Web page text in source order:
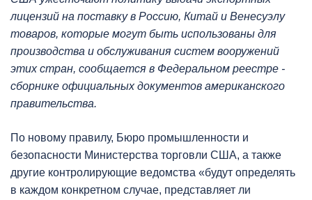
лицензий на поставку в Россию, Китай и Венесуэлу
товаров, которые могут быть использованы для
производства и обслуживания систем вооружений
этих стран, сообщается в Федеральном реестре -
сборнике официальных документов американского
правительства.
По новому правилу, Бюро промышленности и
безопасности Министерства торговли США, а также
другие контролирующие ведомства «будут определять
в каждом конкретном случае, представляет ли